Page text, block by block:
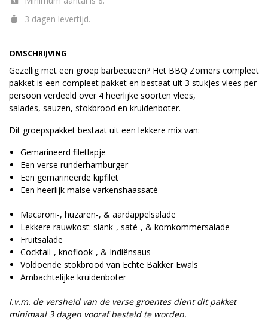
OMSCHRIJVING
Gezellig met een groep barbecueën? Het BBQ Zomers compleet
pakket is een compleet pakket en bestaat uit 3 stukjes vlees per
persoon verdeeld over 4 heerlijke soorten vlees,
salades, sauzen, stokbrood en kruidenboter.
Dit groepspakket bestaat uit een lekkere mix van:
Gemarineerd filetlapje
Een verse runderhamburger
Een gemarineerde kipfilet
Een heerlijk malse varkenshaassaté
Macaroni-, huzaren-, & aardappelsalade
Lekkere rauwkost: slank-, saté-, & komkommersalade
Fruitsalade
Cocktail-, knoflook-, & Indiënsaus
Voldoende stokbrood van Echte Bakker Ewals
Ambachtelijke kruidenboter
I.v.m. de versheid van de verse groentes dient dit pakket
minimaal 3 dagen vooraf besteld te worden.
3 dagen levertijd.